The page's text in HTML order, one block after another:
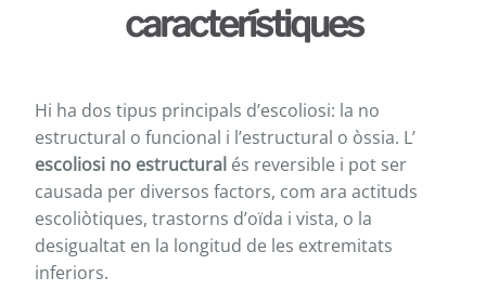
característiques
Hi ha dos tipus principals d’escoliosi: la no
estructural o funcional i l’estructural o òssia. L’
escoliosi no estructural és reversible i pot ser
causada per diversos factors, com ara actituds
escoliòtiques, trastorns d’oïda i vista, o la
desigualtat en la longitud de les extremitats
inferiors.